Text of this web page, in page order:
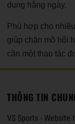
dụng hằng ngày.
Phù hợp cho
giúp chặn mồ hôi
cần một thao tác
THÔNG TIN
VS Sports - Website